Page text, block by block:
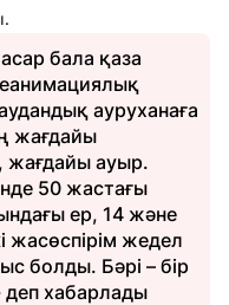
бала қаза
ауруханаға
жағдайы
жағдайы ауыр.
50 жастағы
ер, 14 және
жасөспірім жедел
болды. Бәрі – бір
хабарлады